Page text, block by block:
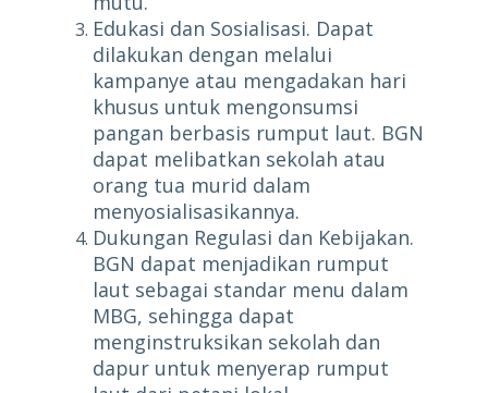
Edukasi dan Sosialisasi. Dapat
dilakukan dengan melalui
kampanye atau mengadakan hari
khusus untuk mengonsumsi
pangan berbasis rumput laut. BGN
dapat melibatkan sekolah atau
orang tua murid dalam
menyosialisasikannya.
Dukungan Regulasi dan Kebijakan.
BGN dapat menjadikan rumput
laut sebagai standar menu dalam
MBG, sehingga dapat
menginstruksikan sekolah dan
dapur untuk menyerap rumput